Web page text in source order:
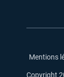
Mentions
Copyright